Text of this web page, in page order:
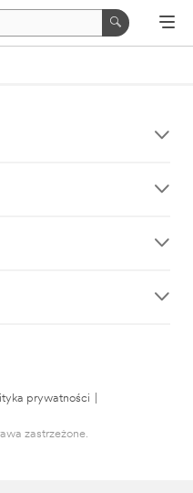
prywatności
zastrzeżone.